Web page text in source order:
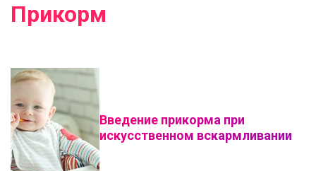
Прикорм
Введение прикорма при
искусственном вскармливании